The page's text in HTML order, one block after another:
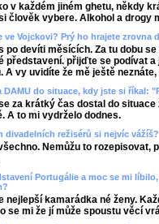
v každém jiném ghetu, někdy
člověk vybere. Alkohol a drogy
ve Vojckovi? Prý ho hrajete zrovna
po devíti měsících. Za tu dobu
představení. přijďte se podívat
A vy uvidíte že mě ještě neznáte,
DAMU do situace, kdy jste si říkal:
za krátký čas dostal do
A to mi vydrželo dodnes.
divadelních režisérů si nejvíc vážíš?
Nemůžu to rozepisovat,
Portugálie a moc se mi
nejlepší kamarádka né ženy.
se mi že jí může spoustu věcí